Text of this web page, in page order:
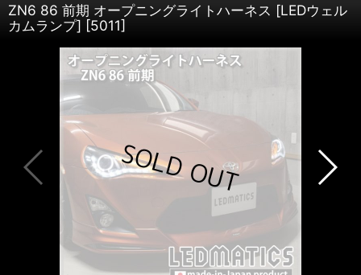
ZN6 86 前期 オープニングライトハーネス [LEDウェル
カムランプ] [5011]